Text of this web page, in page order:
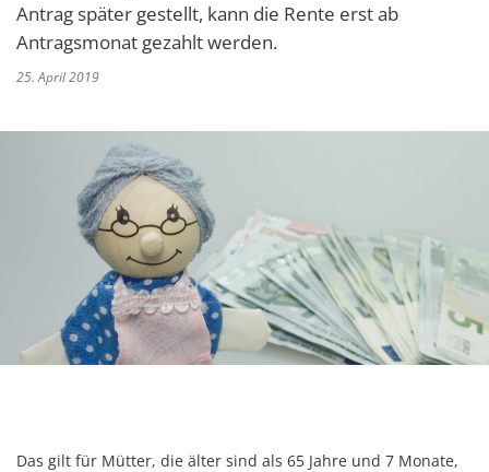
Antrag später gestellt, kann die Rente erst ab
Antragsmonat gezahlt werden.
25. April 2019
Das gilt für Mütter, die älter sind als 65 Jahre und 7 Monate,